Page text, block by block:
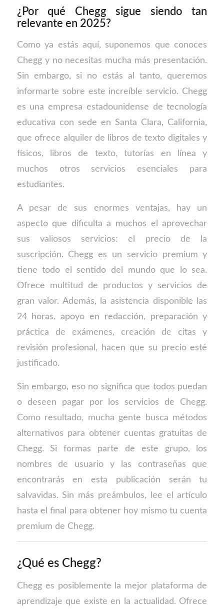
¿Por qué Chegg sigue siendo tan
relevante en 2025?
Como ya estás aquí, suponemos que conoces
Chegg y no necesitas mucha más presentación.
Sin embargo, si no estás al tanto, queremos
informarte sobre este increíble servicio. Chegg
es una empresa estadounidense de tecnología
educativa con sede en Santa Clara, California,
que ofrece alquiler de libros de texto digitales y
físicos, libros de texto, tutorías en línea y
muchos otros servicios esenciales para
estudiantes.
A pesar de sus enormes ventajas, hay un
aspecto que dificulta a muchos el aprovechar
sus valiosos servicios: el precio de la
suscripción. Chegg es un servicio premium y
tiene todo el sentido del mundo que lo sea.
Ofrece multitud de productos y servicios de
gran valor. Además, la asistencia disponible las
24 horas, apoyo en redacción, preparación y
práctica de exámenes, creación de citas y
revisión profesional, hacen que su precio esté
justificado.
Sin embargo, eso no significa que todos puedan
o deseen pagar por los servicios de Chegg.
Como resultado, mucha gente busca métodos
alternativos para obtener cuentas gratuitas de
Chegg. Si formas parte de este grupo, los
nombres de usuario y las contraseñas que
encontrarás en esta publicación serán tu
salvavidas. Sin más preámbulos, lee el artículo
hasta el final para obtener hoy mismo tu cuenta
premium de Chegg.
¿Qué es Chegg?
Chegg es posiblemente la mejor plataforma de
aprendizaje que existe en la actualidad. Ofrece